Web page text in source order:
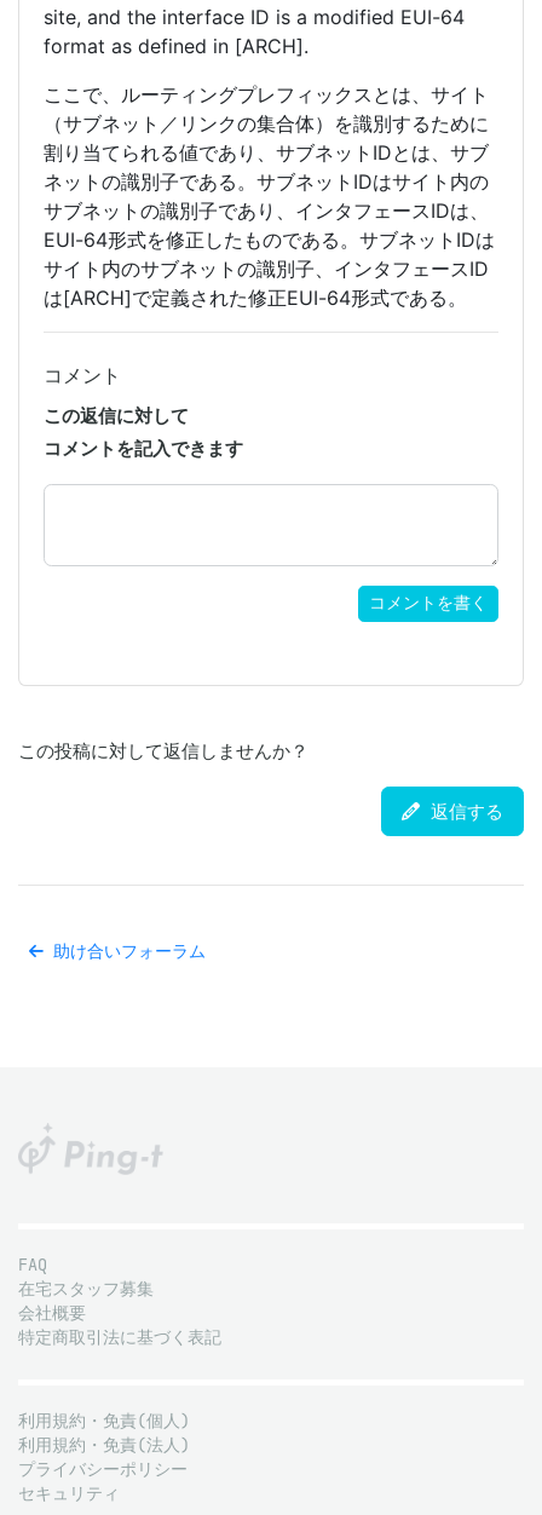
site, and the interface ID is a modified EUI-64
format as defined in [ARCH].
ここで、ルーティングプレフィックスとは、サイト
（サブネット／リンクの集合体）を識別するために
割り当てられる値であり、サブネットIDとは、サブ
ネットの識別子である。サブネットIDはサイト内の
サブネットの識別子であり、インタフェースIDは、
EUI-64形式を修正したものである。サブネットIDは
サイト内のサブネットの識別子、インタフェースID
は[ARCH]で定義された修正EUI-64形式である。
コメント
この返信に対して
コメントを記入できます
コメントを書く
この投稿に対して返信しませんか？
返信する
助け合いフォーラム
FAQ
在宅スタッフ募集
会社概要
特定商取引法に基づく表記
利用規約・免責(個人)
利用規約・免責(法人)
プライバシーポリシー
セキュリティ